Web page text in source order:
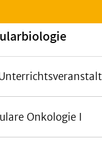
Onkologie I